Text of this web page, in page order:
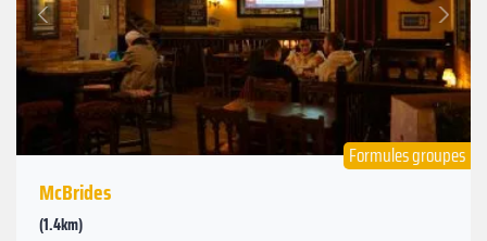
Précédent
Formules groupes
McBrides
(1.4km)